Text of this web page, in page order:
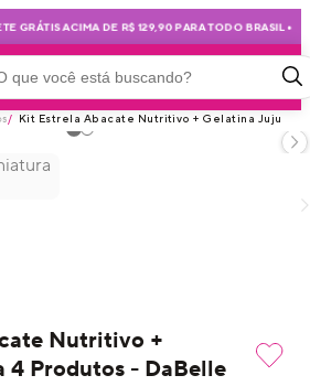
GRÁTIS ACIMA DE R$ 129,90 PARA TODO BRASIL•
/ Kit Estrela Abacate Nutritivo + Gelatina Jujuba
Nutritivo +
4 Produtos - DaBelle